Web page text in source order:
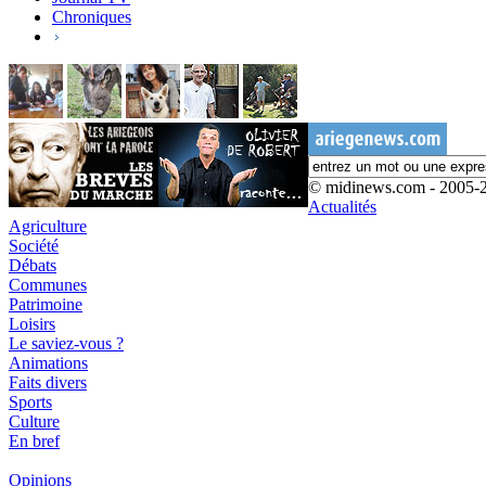
Chroniques
© midinews.com - 2005-
Actualités
Agriculture
Société
Débats
Communes
Patrimoine
Loisirs
Le saviez-vous ?
Animations
Faits divers
Sports
Culture
En bref
Opinions